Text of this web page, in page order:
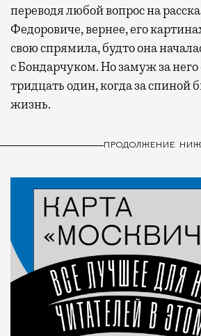
переводя любой вопрос на
Федоровиче, вернее, его
свою спрямила, будто она
с Бондарчуком. Но замуж за
тридцать один, когда за спиной
жизнь.
ПРОДОЛЖЕНИЕ